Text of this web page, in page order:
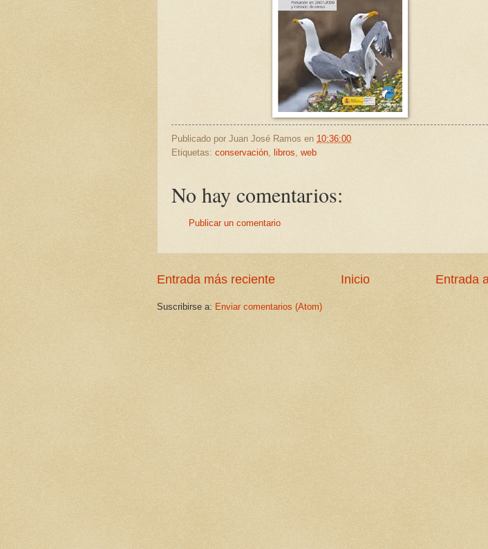
Publicado por Juan José Ramos en 10:36:00
Etiquetas: conservación libros web
No hay comentarios:
Publicar un comentario
Entrada más reciente Entrada
Inicio
Suscribirse a: Enviar comentarios (Atom)